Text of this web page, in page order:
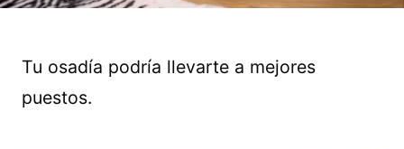
Tu osadía podría llevarte a mejores
puestos.